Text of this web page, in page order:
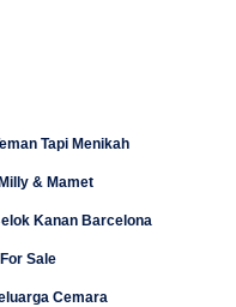
Tapi Menikah
Milly & Mamet
Kanan Barcelona
Sale
Cemara